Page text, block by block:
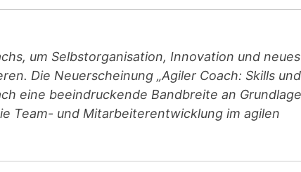
um Selbstorganisation, Innovation und neues
Die Neuerscheinung „Agiler Coach: Skills und
eine beeindruckende Bandbreite an
Team- und Mitarbeiterentwicklung im agilen